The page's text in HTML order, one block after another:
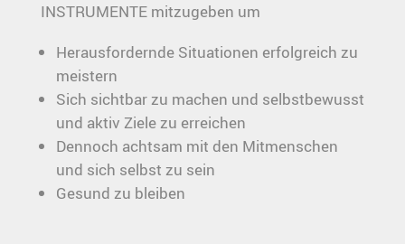
INSTRUMENTE mitzugeben um
Herausfordernde Situationen erfolgreich zu
meistern
Sich sichtbar zu machen und selbstbewusst
und aktiv Ziele zu erreichen
Dennoch achtsam mit den Mitmenschen
und sich selbst zu sein
Gesund zu bleiben